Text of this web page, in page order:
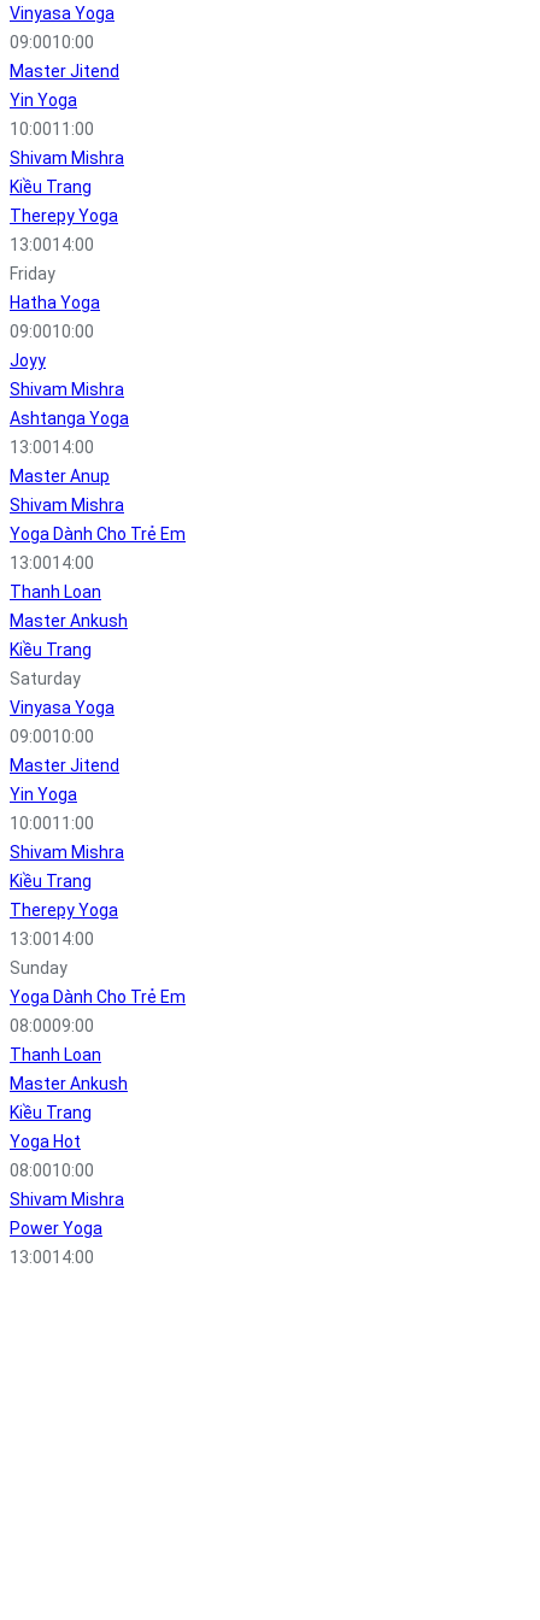
Vinyasa Yoga
09:0010:00
Master Jitend
Yin Yoga
10:0011:00
Shivam Mishra
Kiều Trang
Therepy Yoga
13:0014:00
Friday
Hatha Yoga
09:0010:00
Joyy
Shivam Mishra
Ashtanga Yoga
13:0014:00
Master Anup
Shivam Mishra
Yoga Dành Cho Trẻ Em
13:0014:00
Thanh Loan
Master Ankush
Kiều Trang
Saturday
Vinyasa Yoga
09:0010:00
Master Jitend
Yin Yoga
10:0011:00
Shivam Mishra
Kiều Trang
Therepy Yoga
13:0014:00
Sunday
Yoga Dành Cho Trẻ Em
08:0009:00
Thanh Loan
Master Ankush
Kiều Trang
Yoga Hot
08:0010:00
Shivam Mishra
Power Yoga
13:0014:00